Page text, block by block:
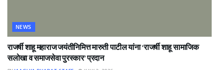
NEWS
राजर्षी शाहू महाराज जयंतीनिमित्त मारुती पाटील यांना ‘राजर्षी शाहू सामाजिक
सलोखा व समाजसेवा पुरस्कार’ प्रदान